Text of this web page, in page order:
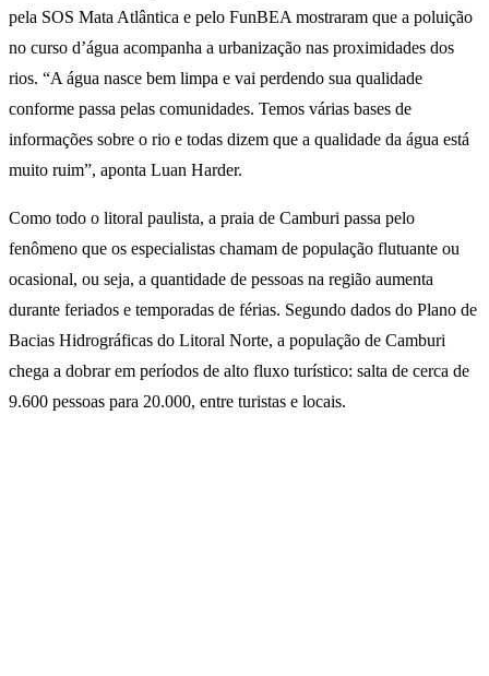
pela SOS Mata Atlântica e pelo FunBEA mostraram que a poluição
no curso d’água acompanha a urbanização nas proximidades dos
rios. “A água nasce bem limpa e vai perdendo sua qualidade
conforme passa pelas comunidades. Temos várias bases de
informações sobre o rio e todas dizem que a qualidade da água está
muito ruim”, aponta Luan Harder.
Como todo o litoral paulista, a praia de Camburi passa pelo
fenômeno que os especialistas chamam de população flutuante ou
ocasional, ou seja, a quantidade de pessoas na região aumenta
durante feriados e temporadas de férias. Segundo dados do Plano de
Bacias Hidrográficas do Litoral Norte, a população de Camburi
chega a dobrar em períodos de alto fluxo turístico: salta de cerca de
9.600 pessoas para 20.000, entre turistas e locais.